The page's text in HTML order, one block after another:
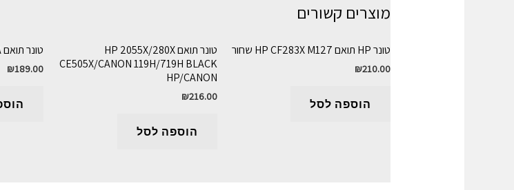
מוצרים קשורים
טונר HP תואם HP CF283X M127 שחור
₪210.00
הוספה לסל
טונר תואם HP 2055X/280X
CE505X/CANON 119H/719H BLACK
HP/CANON
₪216.00
הוספה לסל
טונר תואם HP 106A שחור
₪189.00